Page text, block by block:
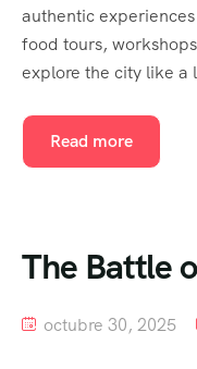
authentic
food tours,
explore the city like a
Read more
The Battle
octubre 30, 2025